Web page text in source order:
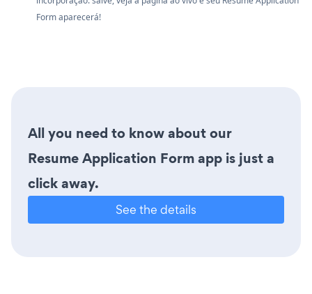
Form aparecerá!
All you need to know about our
Resume Application Form app is just a
click away.
See the details